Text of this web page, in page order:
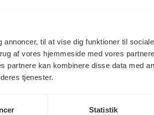
til at vise dig funktioner til
af vores hjemmeside med vores
partnere kan kombinere disse data med
tjenester.
Statistik